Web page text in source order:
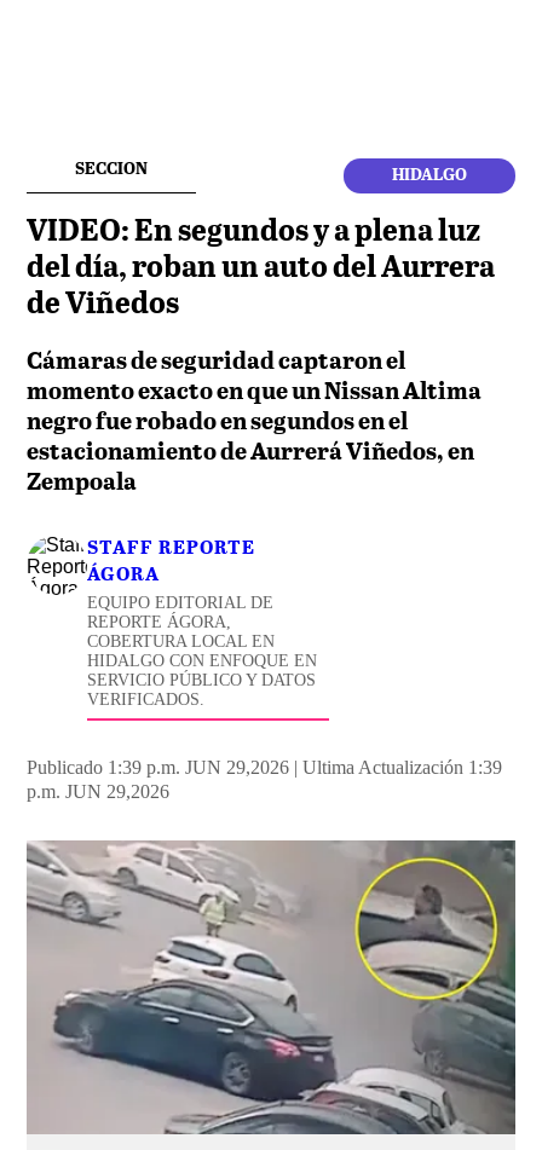
SECCION HIDALGO
VIDEO: En segundos y a plena luz
del día, roban un auto del Aurrera
de Viñedos
Cámaras de seguridad captaron el
momento exacto en que un Nissan Altima
negro fue robado en segundos en el
estacionamiento de Aurrerá Viñedos, en
Zempoala
STAFF REPORTE
ÁGORA
EQUIPO EDITORIAL DE
REPORTE ÁGORA,
COBERTURA LOCAL EN
HIDALGO CON ENFOQUE EN
SERVICIO PÚBLICO Y DATOS
VERIFICADOS.
Publicado 1:39 p.m. JUN 29,2026 | Ultima Actualización 1:39
p.m. JUN 29,2026